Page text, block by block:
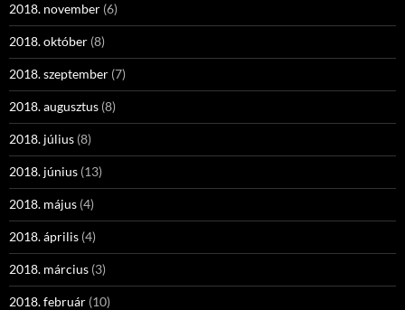
2018. november (6)
2018. október (8)
2018. szeptember (7)
2018. augusztus (8)
2018. július (8)
2018. június (13)
2018. május (4)
2018. április (4)
2018. március (3)
2018. február (10)